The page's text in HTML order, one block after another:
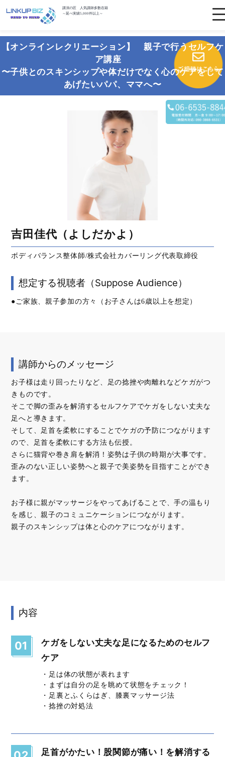
講演の匠 人気講師多数在籍
～延べ実績5,000件以上～
【オンラインレクリエーション】 親子で行うセルフケ
ア講座
〜子供とのスキンシップや体だけでなく心のケアをして
あげたいパパ、ママへ〜
吉田佳代（よしだかよ）
ボディバランス整体師/株式会社カバーリング代表取締役
想定する視聴者（Suppose Audience）
●ご家族、親子参加の方々（お子さんは6歳以上を想定）
講師からのメッセージ
お子様は走り回ったりなど、足の捻挫や肉離れなどケガがつ
きものです。
そこで脚の歪みを解消するセルフケアでケガをしない丈夫な
足へと導きます。
そして、足首を柔軟にすることでケガの予防につながります
ので、足首を柔軟にする方法も伝授。
さらに猫背や巻き肩を解消！姿勢は子供の時期が大事です。
歪みのない正しい姿勢へと親子で美姿勢を目指すことができ
ます。
お子様に親がマッサージをやってあげることで、手の温もり
を感じ、親子のコミュニケーションにつながります。
親子のスキンシップは体と心のケアにつながります。
内容
01
ケガをしない丈夫な足になるためのセルフ
ケア
・足は体の状態が表れます
・まずは自分の足を眺めて状態をチェック！
・足裏とふくらはぎ、膝裏マッサージ法
・捻挫の対処法
足首がかたい！股関節が痛い！を解消する